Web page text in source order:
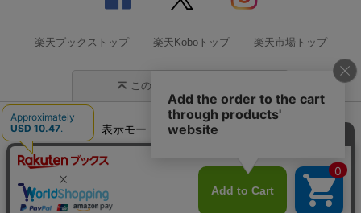
楽天ブックストップ 楽天Koboトップ 楽天市場トップ
このページの先頭に戻る
表示モード モバイル
企業情報 個人情報保護方針